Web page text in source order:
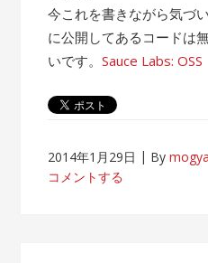
今これを書きながら気づ
に公開してあるコードは
いです。Sauce Labs: OSS
2014年1月29日 Bymogya
コメントする